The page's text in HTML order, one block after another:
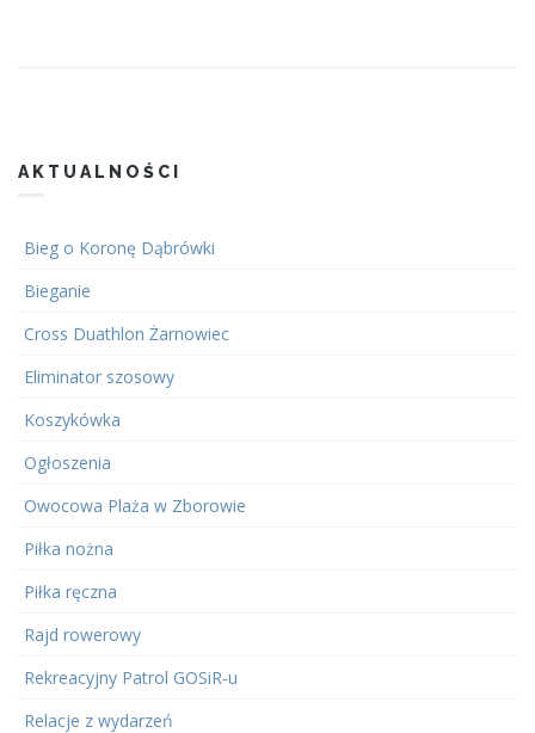
AKTUALNOŚCI
Bieg o Koronę Dąbrówki
Bieganie
Cross Duathlon Żarnowiec
Eliminator szosowy
Koszykówka
Ogłoszenia
Owocowa Plaża w Zborowie
Piłka nożna
Piłka ręczna
Rajd rowerowy
Rekreacyjny Patrol GOSiR-u
Relacje z wydarzeń